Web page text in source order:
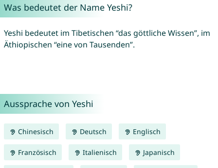
Was bedeutet der Name Yeshi?
Yeshi bedeutet im Tibetischen “das göttliche Wissen”, im
Äthiopischen “eine von Tausenden”.
Aussprache von Yeshi
Chinesisch Deutsch Englisch
Französisch Italienisch Japanisch